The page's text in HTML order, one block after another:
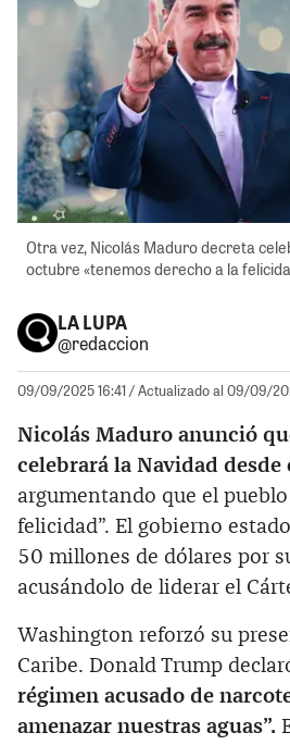
Otra vez, Nicolás Maduro decreta
octubre «tenemos derecho a la
LA LUPA
@redaccion
09/09/2025 16:41 / Actualizado al 09/09/
Nicolás Maduro anunció
celebrará la Navidad desde
argumentando que el
felicidad”. El gobierno
50 millones de dólares por
acusándolo de liderar el
Washington reforzó su
Caribe. Donald Trump
régimen acusado de
amenazar nuestras aguas”.